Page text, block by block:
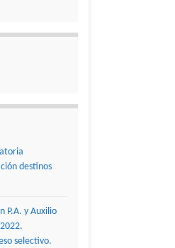
destinos
P.A. y Auxilio
selectivo.